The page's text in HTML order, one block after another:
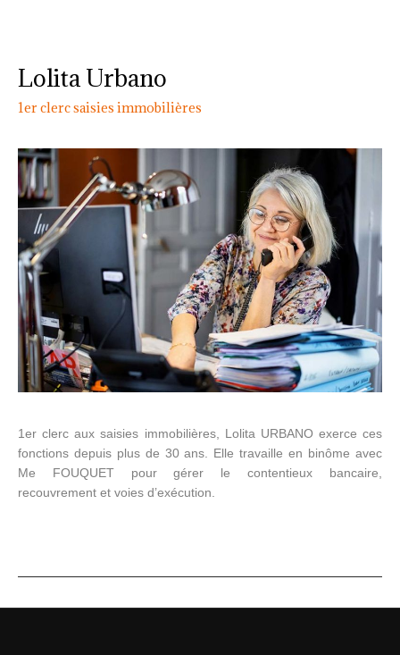
Lolita Urbano
1er clerc saisies immobilières
1er clerc aux saisies immobilières, Lolita URBANO exerce ces
fonctions depuis plus de 30 ans. Elle travaille en binôme avec
Me FOUQUET pour gérer le contentieux bancaire,
recouvrement et voies d’exécution.